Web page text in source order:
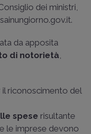
dei ministri,
da apposita
di notorietà
il riconoscimento del
spese risultante
le imprese devono